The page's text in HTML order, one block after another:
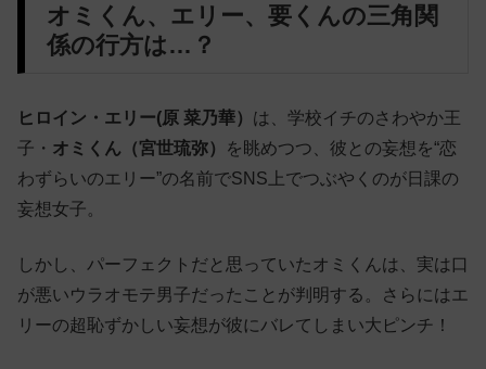
オミくん、エリー、要くんの三角関
係の行方は…？
ヒロイン・エリー(原 菜乃華） は、学校イチのさわやか王
子・ オミくん（宮世琉弥）
を眺めつつ、彼との妄想を“恋
わずらいのエリー”の名前でSNS上でつぶやくのが日課の
妄想女子。
しかし、パーフェクトだと思っていたオミくんは、実は口
が悪いウラオモテ男子だったことが判明する。さらにはエ
リーの超恥ずかしい妄想が彼にバレてしまい大ピンチ！